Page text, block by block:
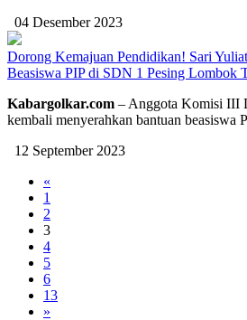
04 Desember 2023
Dorong Kemajuan Pendidikan! Sari
Beasiswa PIP di SDN 1 Pesing Lombok
Kabargolkar.com – Anggota Komisi III
kembali menyerahkan bantuan beasiswa
12 September 2023
«
1
2
3
4
5
6
13
»